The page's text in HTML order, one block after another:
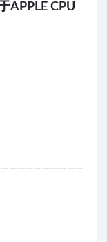
APPLE CPU